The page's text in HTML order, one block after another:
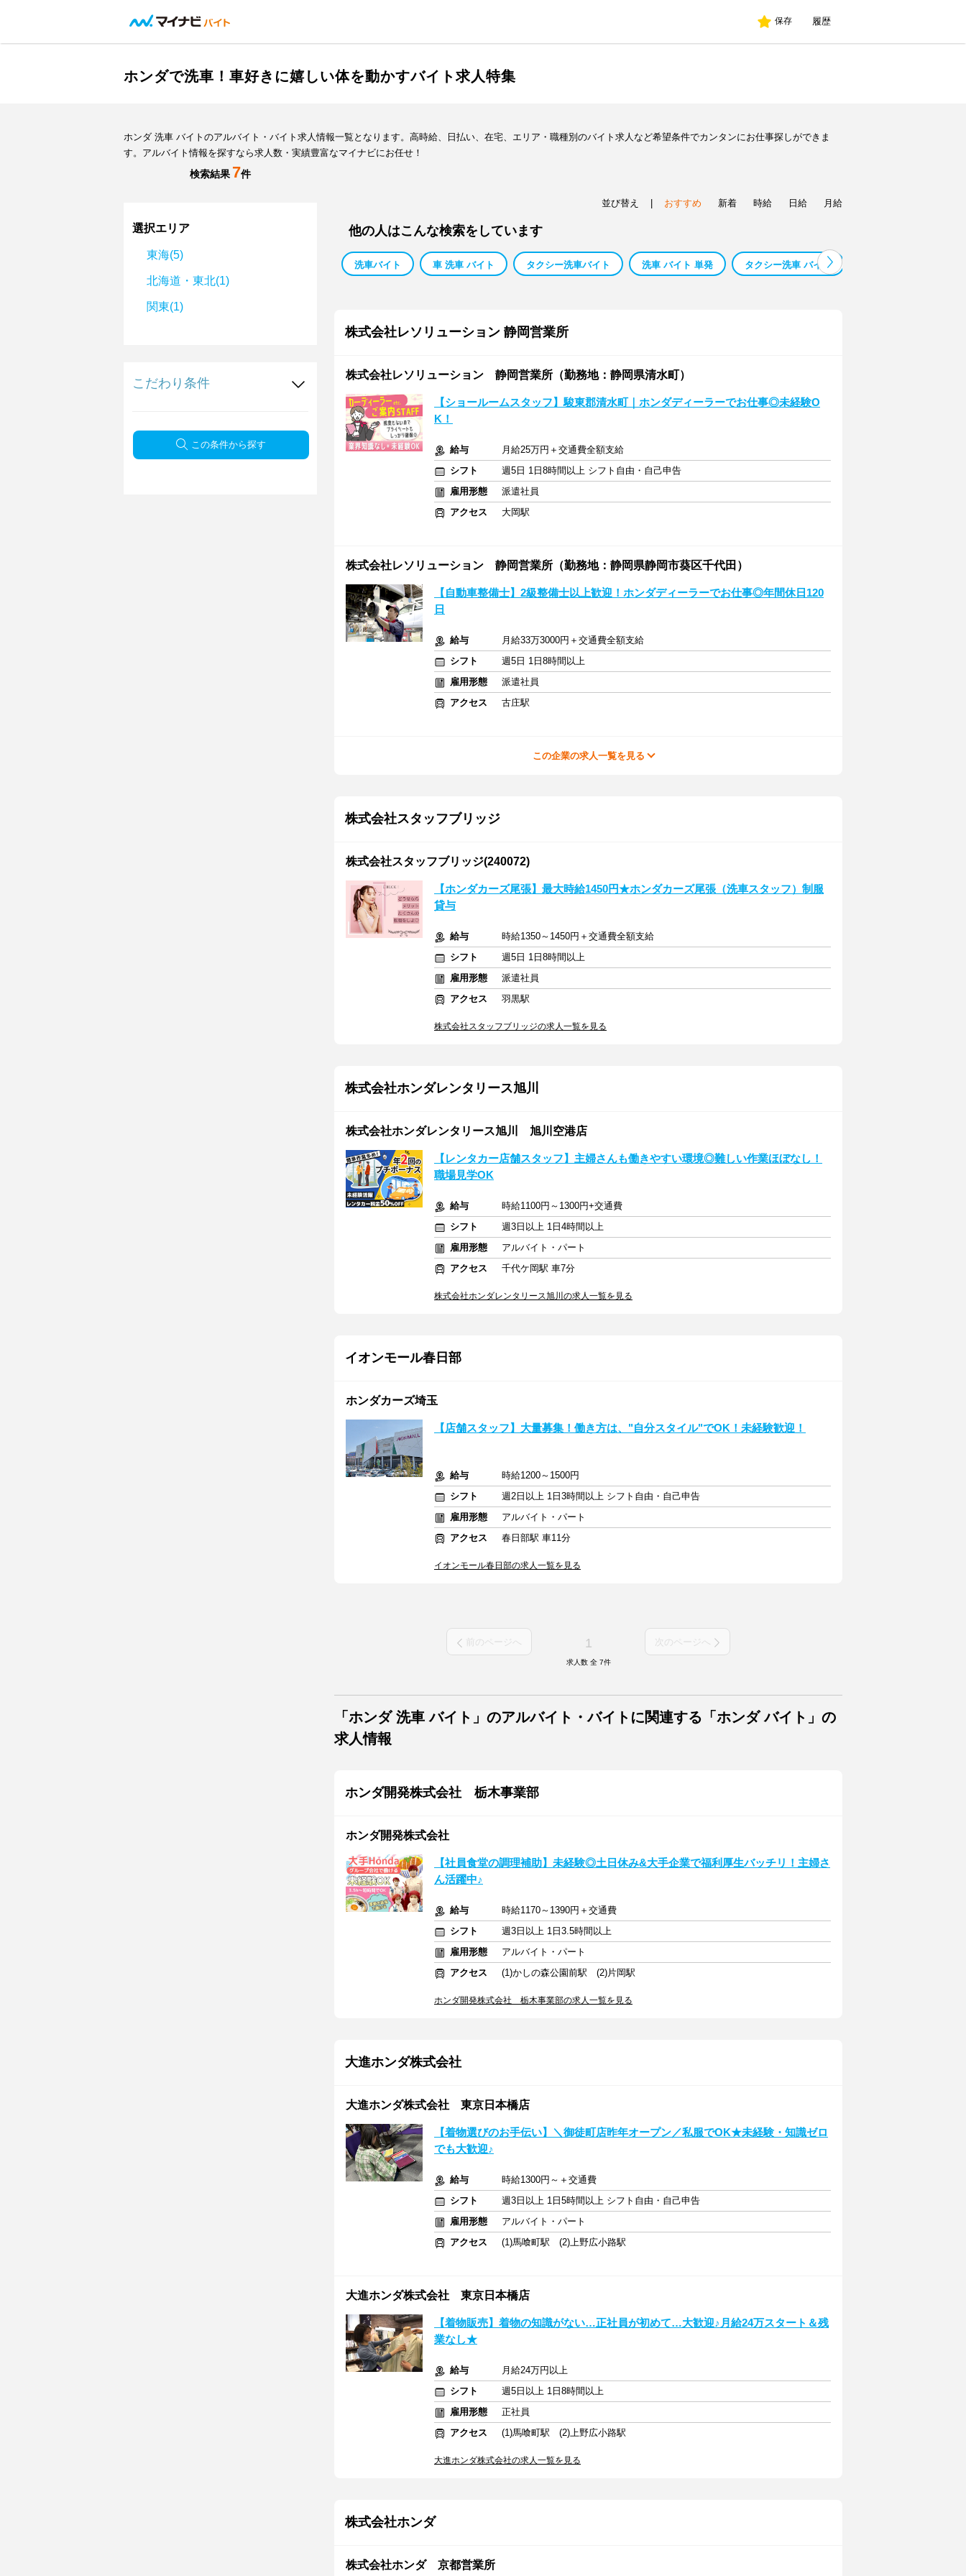
保存 履歴
ホンダで洗車！車好きに嬉しい体を動かすバイト求人特集
ホンダ 洗車 バイトのアルバイト・バイト求人情報一覧となります。高時給、日払い、在宅、エリア・職種別のバイト求人など希望条件でカンタンにお仕事探しができま
す。アルバイト情報を探すなら求人数・実績豊富なマイナビにお任せ！
検索結果 7件
選択エリア
東海(5)
北海道・東北(1)
関東(1)
こだわり条件
この条件から探す
並び替え おすすめ 新着 時給 日給 月給
他の人はこんな検索をしています
洗車バイト 車 洗車 バイト タクシー洗車バイト 洗車 バイト 単発 タクシー洗車 バイト
株式会社レソリューション 静岡営業所
株式会社レソリューション 静岡営業所（勤務地：静岡県清水町）
【ショールームスタッフ】駿東郡清水町｜ホンダディーラーでお仕事◎未経験O
K！
給与
月給25万円＋交通費全額支給
シフト
週5日 1日8時間以上 シフト自由・自己申告
雇用形態
派遣社員
アクセス
大岡駅
株式会社レソリューション 静岡営業所（勤務地：静岡県静岡市葵区千代田）
【自動車整備士】2級整備士以上歓迎！ホンダディーラーでお仕事◎年間休日120
日
給与
月給33万3000円＋交通費全額支給
シフト
週5日 1日8時間以上
雇用形態
派遣社員
アクセス
古庄駅
この企業の求人一覧を見る
株式会社スタッフブリッジ
株式会社スタッフブリッジ(240072)
【ホンダカーズ尾張】最大時給1450円★ホンダカーズ尾張（洗車スタッフ）制服
貸与
給与
時給1350～1450円＋交通費全額支給
シフト
週5日 1日8時間以上
雇用形態
派遣社員
アクセス
羽黒駅
株式会社スタッフブリッジの求人一覧を見る
株式会社ホンダレンタリース旭川
株式会社ホンダレンタリース旭川 旭川空港店
【レンタカー店舗スタッフ】主婦さんも働きやすい環境◎難しい作業ほぼなし！
職場見学OK
給与
時給1100円～1300円+交通費
シフト
週3日以上 1日4時間以上
雇用形態
アルバイト・パート
アクセス
千代ケ岡駅 車7分
株式会社ホンダレンタリース旭川の求人一覧を見る
イオンモール春日部
ホンダカーズ埼玉
【店舗スタッフ】大量募集！働き方は、"自分スタイル"でOK！未経験歓迎！
給与
時給1200～1500円
シフト
週2日以上 1日3時間以上 シフト自由・自己申告
雇用形態
アルバイト・パート
アクセス
春日部駅 車11分
イオンモール春日部の求人一覧を見る
前のページへ 1 次のページへ
求人数 全 7件
「ホンダ 洗車 バイト」のアルバイト・バイトに関連する「ホンダ バイト」の
求人情報
ホンダ開発株式会社 栃木事業部
ホンダ開発株式会社
【社員食堂の調理補助】未経験◎土日休み&大手企業で福利厚生バッチリ！主婦さ
ん活躍中♪
給与
時給1170～1390円＋交通費
シフト
週3日以上 1日3.5時間以上
雇用形態
アルバイト・パート
アクセス
(1)かしの森公園前駅 (2)片岡駅
ホンダ開発株式会社 栃木事業部の求人一覧を見る
大進ホンダ株式会社
大進ホンダ株式会社 東京日本橋店
【着物選びのお手伝い】＼御徒町店昨年オープン／私服でOK★未経験・知識ゼロ
でも大歓迎♪
給与
時給1300円～＋交通費
シフト
週3日以上 1日5時間以上 シフト自由・自己申告
雇用形態
アルバイト・パート
アクセス
(1)馬喰町駅 (2)上野広小路駅
大進ホンダ株式会社 東京日本橋店
【着物販売】着物の知識がない…正社員が初めて…大歓迎♪月給24万スタート＆残
業なし★
給与
月給24万円以上
シフト
週5日以上 1日8時間以上
雇用形態
正社員
アクセス
(1)馬喰町駅 (2)上野広小路駅
大進ホンダ株式会社の求人一覧を見る
株式会社ホンダ
株式会社ホンダ 京都営業所